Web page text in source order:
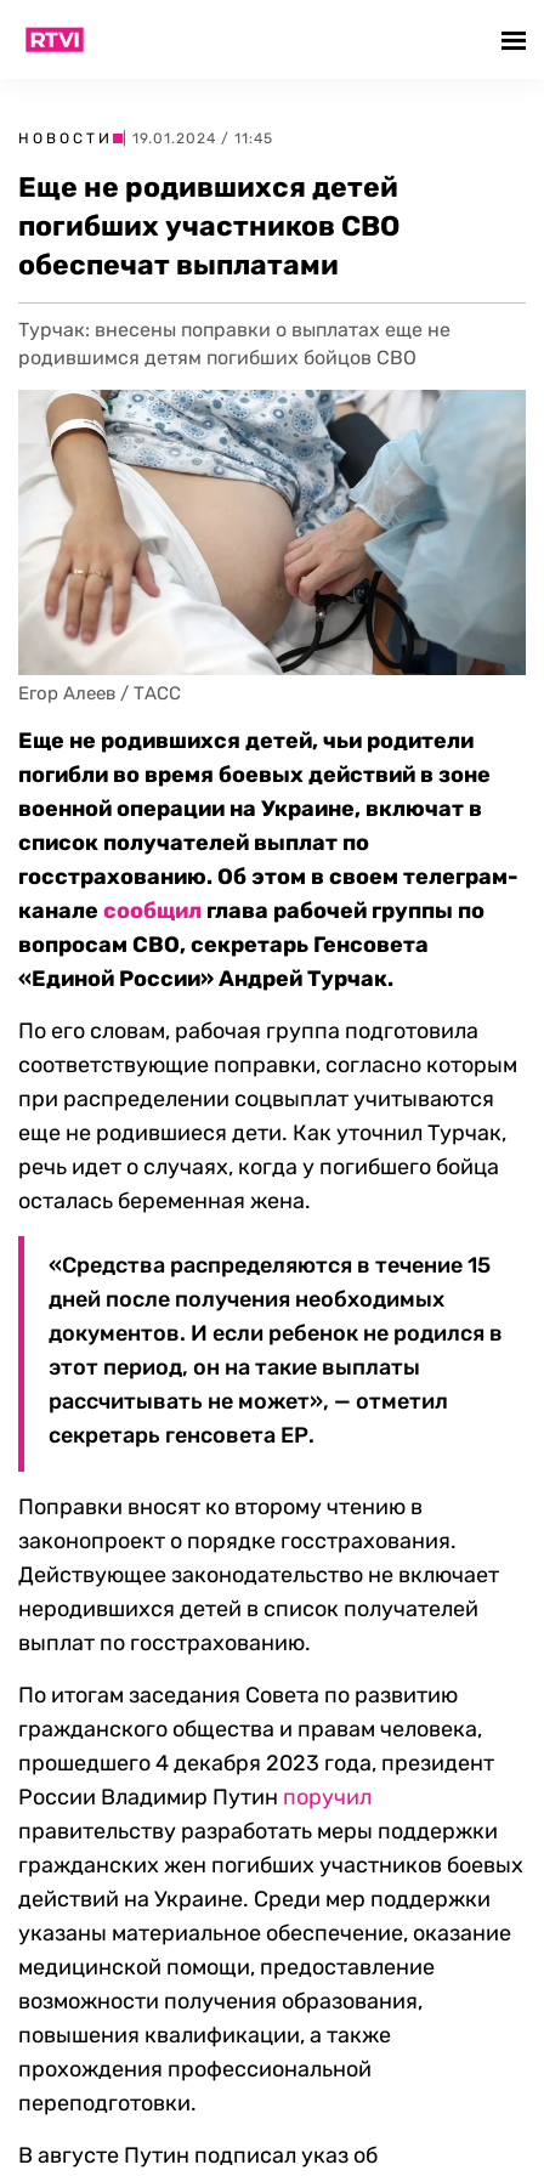
НОВОСТИ | 19.01.2024 / 11:45
Еще не родившихся детей
погибших участников СВО
обеспечат выплатами
Турчак: внесены поправки о выплатах еще не
родившимся детям погибших бойцов СВО
Егор Алеев / ТАСС
Еще не родившихся детей, чьи родители
погибли во время боевых действий в зоне
военной операции на Украине, включат в
список получателей выплат по
госстрахованию.Об этом в своем телеграм-
канале сообщил глава рабочей группы по
вопросам СВО, секретарь Генсовета
«Единой России» Андрей Турчак.
По его словам, рабочая группа подготовила
соответствующие поправки, согласно которым
при распределении соцвыплат учитываются
еще не родившиеся дети. Как уточнил Турчак,
речь идет о случаях, когда у погибшего бойца
осталась беременная жена.
«Средства распределяются в течение 15
дней после получения необходимых
документов. И если ребенок не родился в
этот период, он на такие выплаты
рассчитывать не может», — отметил
секретарь генсовета ЕР.
Поправки вносят ко второму чтению в
законопроект о порядке госстрахования.
Действующее законодательство не включает
неродившихся детей в список получателей
выплат по госстрахованию.
По итогам заседания Совета по развитию
гражданского общества и правам человека,
прошедшего 4 декабря 2023 года, президент
России Владимир Путин поручил
правительству разработать меры поддержки
гражданских жен погибших участников боевых
действий на Украине. Среди мер поддержки
указаны материальное обеспечение, оказание
медицинской помощи, предоставление
возможности получения образования,
повышения квалификации, а также
прохождения профессиональной
переподготовки.
В августе Путин подписал указ об